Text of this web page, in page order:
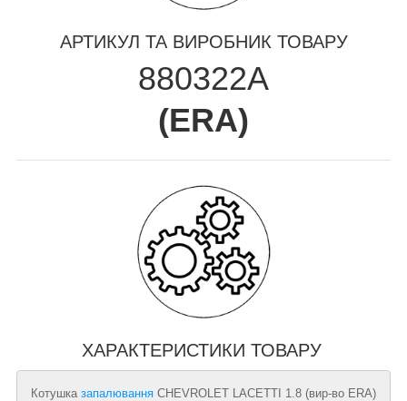
АРТИКУЛ ТА ВИРОБНИК ТОВАРУ
880322A
(ERA)
ХАРАКТЕРИСТИКИ ТОВАРУ
Котушка запалювання CHEVROLET LACETTI 1.8 (вир-во ERA)